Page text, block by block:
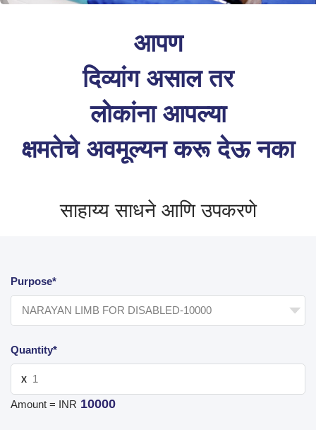
आपण
दिव्यांग असाल तर
लोकांना आपल्या
क्षमतेचे अवमूल्यन करू देऊ नका
साहाय्य साधने आणि उपकरणे
Purpose*
Quantity*
X
Amount = INR 10000